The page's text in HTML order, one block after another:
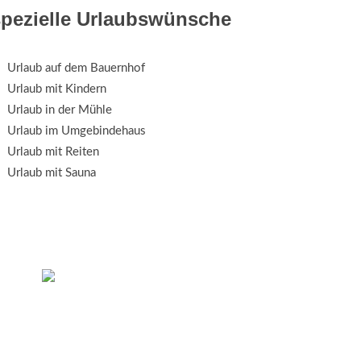
Urlaubswünsche
Urlaub auf dem Bauernhof
Urlaub mit Kindern
Urlaub in der Mühle
Urlaub im Umgebindehaus
Urlaub mit Reiten
Urlaub mit Sauna